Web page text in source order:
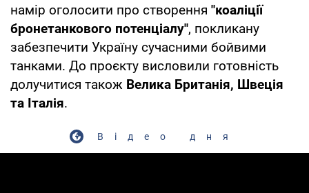
намір оголосити про створення "коаліції
бронетанкового потенціалу", покликану
забезпечити Україну сучасними бойвими
танками. До проєкту висловили готовність
долучитися також Велика Британія, Швеція
та Італія.
Відео дня